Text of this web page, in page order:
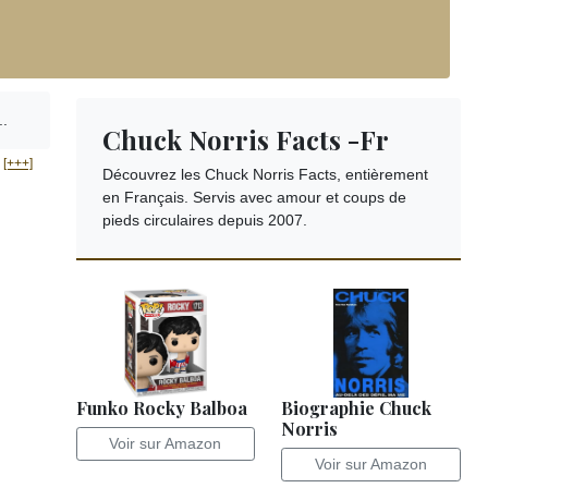
[+++]
Chuck Norris Facts -Fr
Découvrez les Chuck Norris Facts, entièrement
en Français. Servis avec amour et coups de
pieds circulaires depuis 2007.
Funko Rocky Balboa
Voir sur Amazon
Biographie Chuck
Norris
Voir sur Amazon